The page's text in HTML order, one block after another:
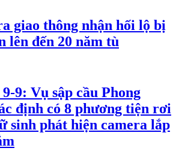
giao thông nhận hối lộ bị
lên đến 20 năm tù
9: Vụ sập cầu Phong
định có 8 phương tiện rơi
sinh phát hiện camera lắp